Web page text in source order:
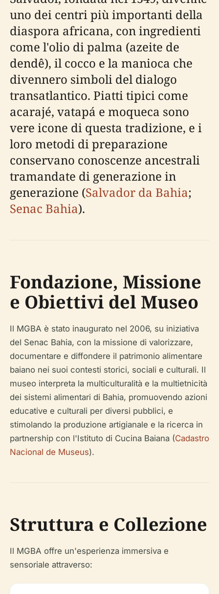
uno dei centri più importanti della
diaspora africana, con ingredienti
come l'olio di palma (azeite de
dendê), il cocco e la manioca che
divennero simboli del dialogo
transatlantico. Piatti tipici come
acarajé, vatapá e moqueca sono
vere icone di questa tradizione, e i
loro metodi di preparazione
conservano conoscenze ancestrali
tramandate di generazione in
generazione (Salvador da Bahia;
Senac Bahia).
Fondazione, Missione
e Obiettivi del Museo
Il MGBA è stato inaugurato nel 2006, su iniziativa
del Senac Bahia, con la missione di valorizzare,
documentare e diffondere il patrimonio alimentare
baiano nei suoi contesti storici, sociali e culturali. Il
museo interpreta la multiculturalità e la multietnicità
dei sistemi alimentari di Bahia, promuovendo azioni
educative e culturali per diversi pubblici, e
stimolando la produzione artigianale e la ricerca in
partnership con l'Istituto di Cucina Baiana (Cadastro
Nacional de Museus).
Struttura e Collezione
Il MGBA offre un'esperienza immersiva e
sensoriale attraverso: